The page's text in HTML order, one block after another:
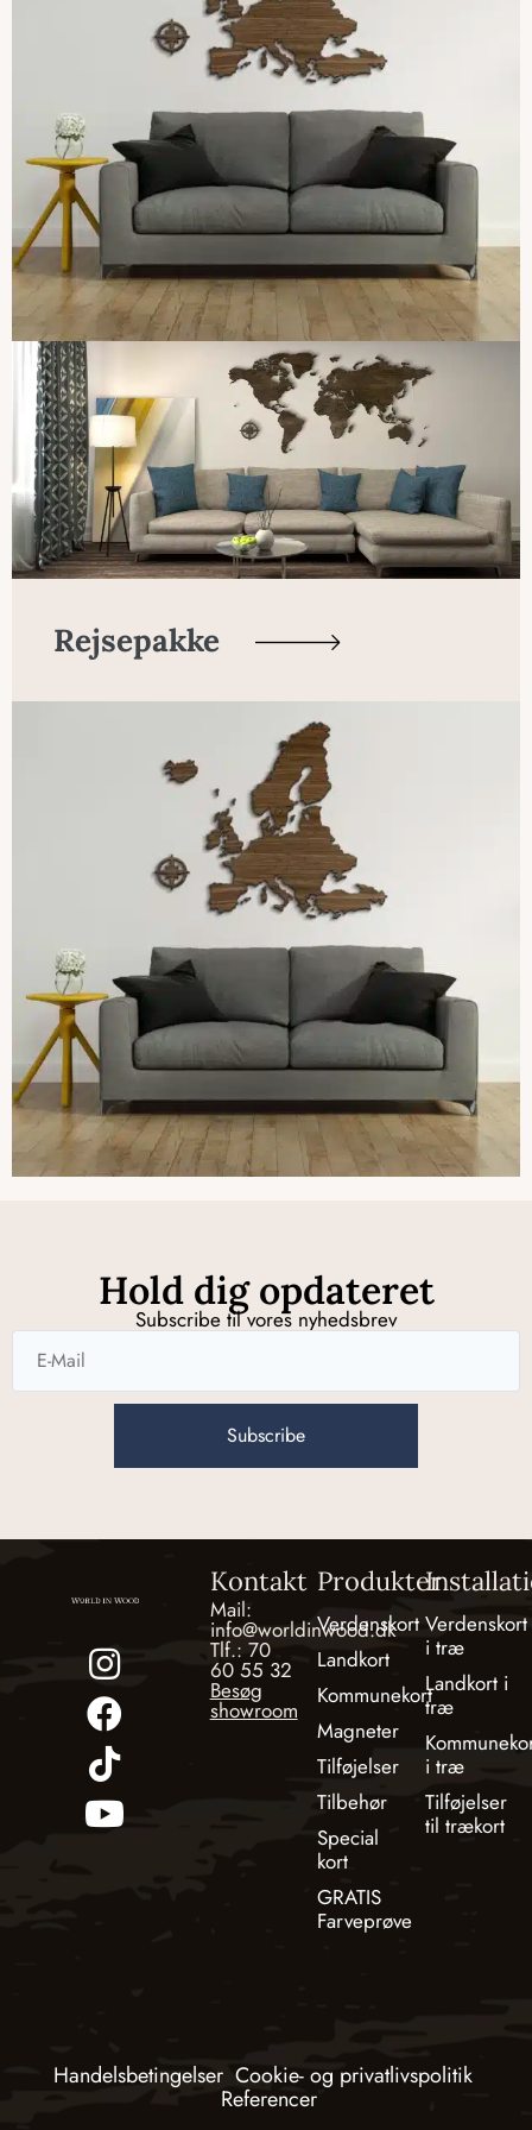
Rejsepakke
Hold dig opdateret
Subscribe til vores nyhedsbrev
Subscribe
Kontakt
Mail:
info@worldinwood.dk
Tlf.: 70
60 55 32
Besøg
showroom
Produkter
Verdenskort
Landkort
Kommunekort
Magneter
Tilføjelser
Tilbehør
Special
kort
GRATIS
Farveprøve
Verdenskort
i træ
Landkort i
træ
i træ
Tilføjelser
til trækort
Handelsbetingelser Cookie- og privatlivspolitik
Referencer